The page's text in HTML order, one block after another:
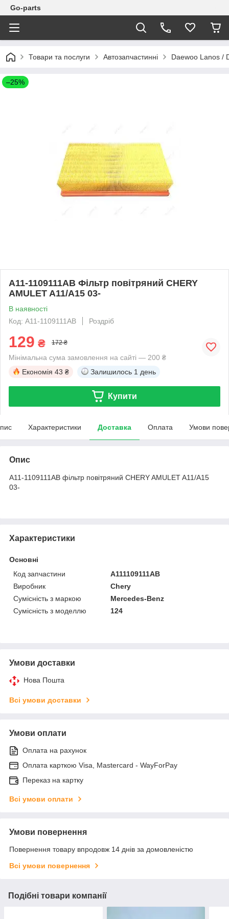
Go-parts
Товари та послуги Автозапчастинні Daewoo Lanos /
–25%
A11-1109111AB Фільтр повітряний CHERY
AMULET A11/A15 03-
В наявності
Код: A11-1109111AB
Роздріб
129 ₴ 172 ₴
Мінімальна сума замовлення на сайті — 200 ₴
Економія 43 ₴ Залишилось 1 день
Купити
Характеристики Доставка Оплата Умови
Опис
A11-1109111AB фільтр повітряний CHERY AMULET A11/A15
03-
Характеристики
Основні
Код запчастини
A111109111AB
Виробник
Chery
Сумісність з маркою
Mercedes-Benz
Сумісність з моделлю
124
Умови доставки
Нова Пошта
Всі умови доставки
Умови оплати
Оплата на рахунок
Оплата карткою Visa, Mastercard - WayForPay
Переказ на картку
Всі умови оплати
Умови повернення
Повернення товару впродовж 14 днів за домовленістю
Всі умови повернення
Подібні товари компанії